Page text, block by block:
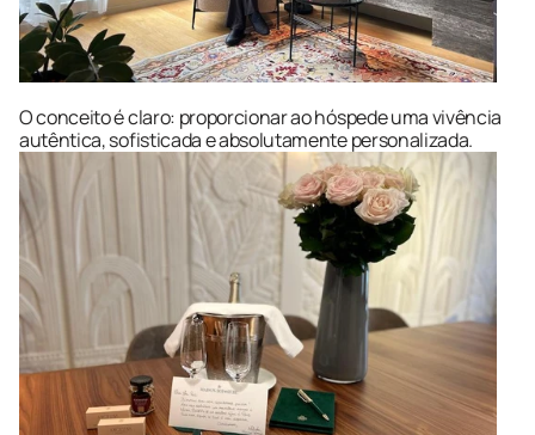
O conceito é claro: proporcionar ao hóspede uma vivência
autêntica, sofisticada e absolutamente personalizada.